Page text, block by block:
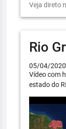
Veja direto
Rio
05/04/2020
Vídeo com
estado do